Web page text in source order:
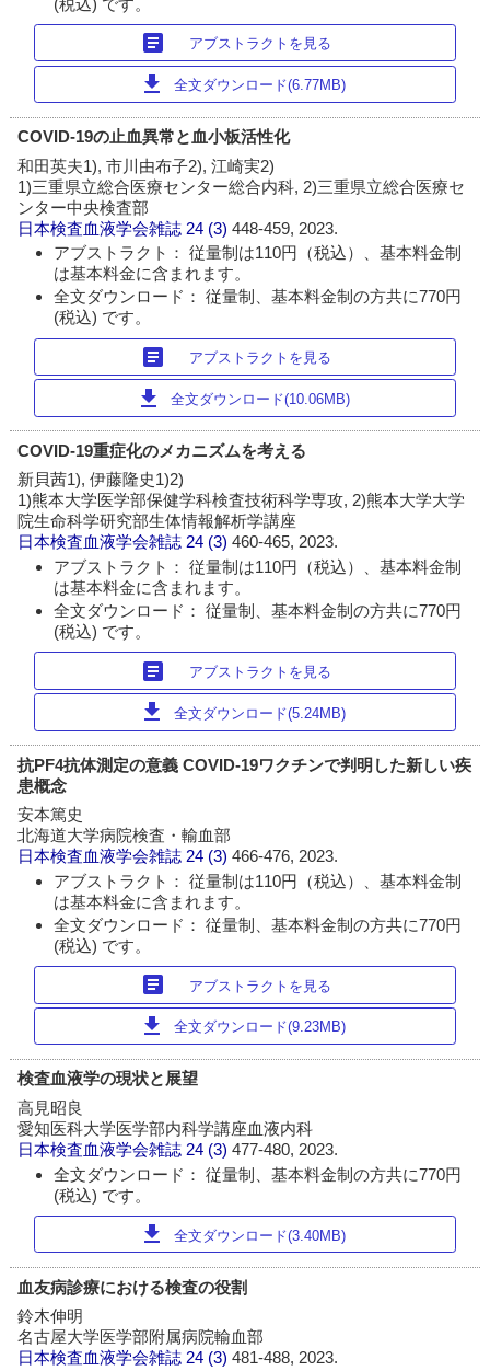
article アブストラクトを見る
download 全文ダウンロード(6.77MB)
COVID-19の止血異常と血小板活性化
和田英夫1), 市川由布子2), 江崎実2)
1)三重県立総合医療センター総合内科, 2)三重県立総合医療セ
ンター中央検査部
日本検査血液学会雑誌 24 (3)448-459, 2023.
アブストラクト： 従量制は110円（税込）、基本料金制
は基本料金に含まれます。
全文ダウンロード： 従量制、基本料金制の方共に770円
(税込) です。
article アブストラクトを見る
download 全文ダウンロード(10.06MB)
COVID-19重症化のメカニズムを考える
新貝茜1), 伊藤隆史1)2)
1)熊本大学医学部保健学科検査技術科学専攻, 2)熊本大学大学
院生命科学研究部生体情報解析学講座
日本検査血液学会雑誌 24 (3)460-465, 2023.
アブストラクト： 従量制は110円（税込）、基本料金制
は基本料金に含まれます。
全文ダウンロード： 従量制、基本料金制の方共に770円
(税込) です。
article アブストラクトを見る
download 全文ダウンロード(5.24MB)
抗PF4抗体測定の意義 COVID-19ワクチンで判明した新しい疾
患概念
安本篤史
北海道大学病院検査・輸血部
日本検査血液学会雑誌 24 (3)466-476, 2023.
アブストラクト： 従量制は110円（税込）、基本料金制
は基本料金に含まれます。
全文ダウンロード： 従量制、基本料金制の方共に770円
(税込) です。
article アブストラクトを見る
download 全文ダウンロード(9.23MB)
検査血液学の現状と展望
高見昭良
愛知医科大学医学部内科学講座血液内科
日本検査血液学会雑誌 24 (3)477-480, 2023.
全文ダウンロード： 従量制、基本料金制の方共に770円
(税込) です。
download 全文ダウンロード(3.40MB)
血友病診療における検査の役割
鈴木伸明
名古屋大学医学部附属病院輸血部
日本検査血液学会雑誌 24 (3)481-488, 2023.